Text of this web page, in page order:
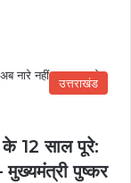
उत्तराखंड
12 साल पूरे:
पुष्कर